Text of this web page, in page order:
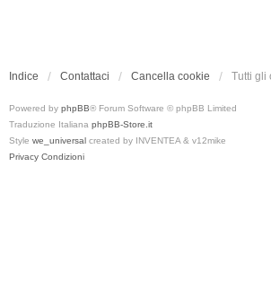
Indice Contattaci Cancella cookie Tutti gli
Powered by phpBB® Forum Software © phpBB Limited
Traduzione Italiana phpBB-Store.it
Style we_universal created by INVENTEA & v12mike
Privacy Condizioni